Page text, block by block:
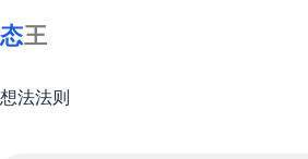
至
想法法则